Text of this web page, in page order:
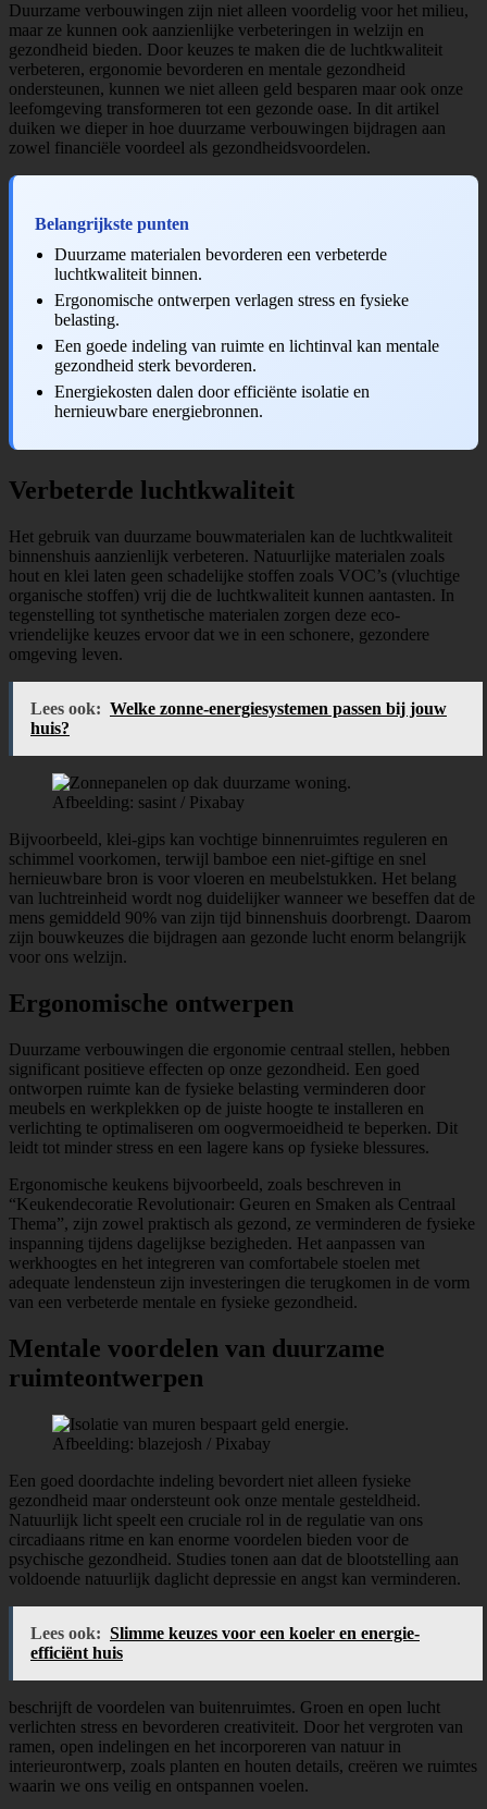
Duurzame verbouwingen zijn niet alleen voordelig voor het milieu,
maar ze kunnen ook aanzienlijke verbeteringen in welzijn en
gezondheid bieden. Door keuzes te maken die de luchtkwaliteit
verbeteren, ergonomie bevorderen en mentale gezondheid
ondersteunen, kunnen we niet alleen geld besparen maar ook onze
leefomgeving transformeren tot een gezonde oase. In dit artikel
duiken we dieper in hoe duurzame verbouwingen bijdragen aan
zowel financiële voordeel als gezondheidsvoordelen.
Belangrijkste punten
Duurzame materialen bevorderen een verbeterde
luchtkwaliteit binnen.
Ergonomische ontwerpen verlagen stress en fysieke
belasting.
Een goede indeling van ruimte en lichtinval kan mentale
gezondheid sterk bevorderen.
Energiekosten dalen door efficiënte isolatie en
hernieuwbare energiebronnen.
Verbeterde luchtkwaliteit
Het gebruik van duurzame bouwmaterialen kan de luchtkwaliteit
binnenshuis aanzienlijk verbeteren. Natuurlijke materialen zoals
hout en klei laten geen schadelijke stoffen zoals VOC’s (vluchtige
organische stoffen) vrij die de luchtkwaliteit kunnen aantasten. In
tegenstelling tot synthetische materialen zorgen deze eco-
vriendelijke keuzes ervoor dat we in een schonere, gezondere
omgeving leven.
Lees ook: Welke zonne-energiesystemen passen bij jouw
huis?
Afbeelding: sasint / Pixabay
Bijvoorbeeld, klei-gips kan vochtige binnenruimtes reguleren en
schimmel voorkomen, terwijl bamboe een niet-giftige en snel
hernieuwbare bron is voor vloeren en meubelstukken. Het belang
van luchtreinheid wordt nog duidelijker wanneer we beseffen dat de
mens gemiddeld 90% van zijn tijd binnenshuis doorbrengt. Daarom
zijn bouwkeuzes die bijdragen aan gezonde lucht enorm belangrijk
voor ons welzijn.
Ergonomische ontwerpen
Duurzame verbouwingen die ergonomie centraal stellen, hebben
significant positieve effecten op onze gezondheid. Een goed
ontworpen ruimte kan de fysieke belasting verminderen door
meubels en werkplekken op de juiste hoogte te installeren en
verlichting te optimaliseren om oogvermoeidheid te beperken. Dit
leidt tot minder stress en een lagere kans op fysieke blessures.
Ergonomische keukens bijvoorbeeld, zoals beschreven in
“Keukendecoratie Revolutionair: Geuren en Smaken als Centraal
Thema”, zijn zowel praktisch als gezond, ze verminderen de fysieke
inspanning tijdens dagelijkse bezigheden. Het aanpassen van
werkhoogtes en het integreren van comfortabele stoelen met
adequate lendensteun zijn investeringen die terugkomen in de vorm
van een verbeterde mentale en fysieke gezondheid.
Mentale voordelen van duurzame
ruimteontwerpen
Afbeelding: blazejosh / Pixabay
Een goed doordachte indeling bevordert niet alleen fysieke
gezondheid maar ondersteunt ook onze mentale gesteldheid.
Natuurlijk licht speelt een cruciale rol in de regulatie van ons
circadiaans ritme en kan enorme voordelen bieden voor de
psychische gezondheid. Studies tonen aan dat de blootstelling aan
voldoende natuurlijk daglicht depressie en angst kan verminderen.
Lees ook: Slimme keuzes voor een koeler en energie-
efficiënt huis
beschrijft de voordelen van buitenruimtes. Groen en open lucht
verlichten stress en bevorderen creativiteit. Door het vergroten van
ramen, open indelingen en het incorporeren van natuur in
interieurontwerp, zoals planten en houten details, creëren we ruimtes
waarin we ons veilig en ontspannen voelen.